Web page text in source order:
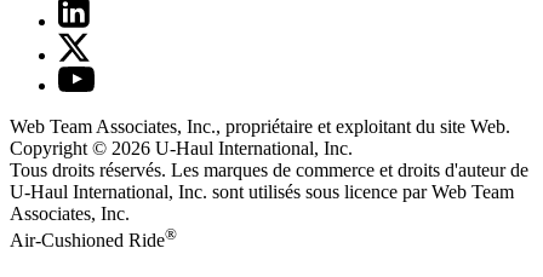
Web Team Associates, Inc., propriétaire et exploitant du site Web.
Copyright © 2026 U-Haul International, Inc.
Tous droits réservés. Les marques de commerce et droits d'auteur de
U-Haul International, Inc. sont utilisés sous licence par Web Team
Associates, Inc.
Air-Cushioned Ride®